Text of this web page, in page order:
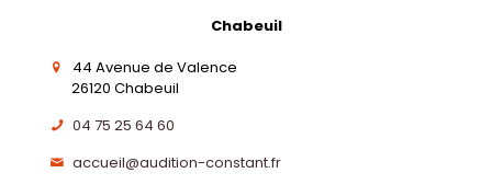
Chabeuil
44 Avenue de Valence
26120 Chabeuil
04 75 25 64 60
accueil@audition-constant.fr